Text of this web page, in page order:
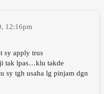
12:16pm
sy apply trus
tak lpas…klu takde
sy tgh usaha lg pinjam dgn